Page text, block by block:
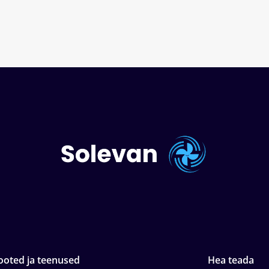
ja teenused Hea teada